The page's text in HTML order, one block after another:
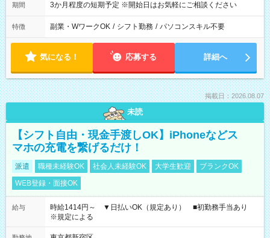
期間 3か月程度の短期予定 ※開始日はお気軽にご相談ください
特徴 副業・WワークOK / シフト勤務 / パソコンスキル不要
気になる！ 応募する 詳細へ
掲載日：2026.08.07
未読
【シフト自由・現金手渡しOK】iPhoneなどス
マホの充電を繋げるだけ！
派遣 職種未経験OK 社会人未経験OK 大学生歓迎
ブランクOK
WEB登録・面接OK
給与
時給1414円～ ▼日払いOK（規定あり） ■初勤務手当あり
※規定による